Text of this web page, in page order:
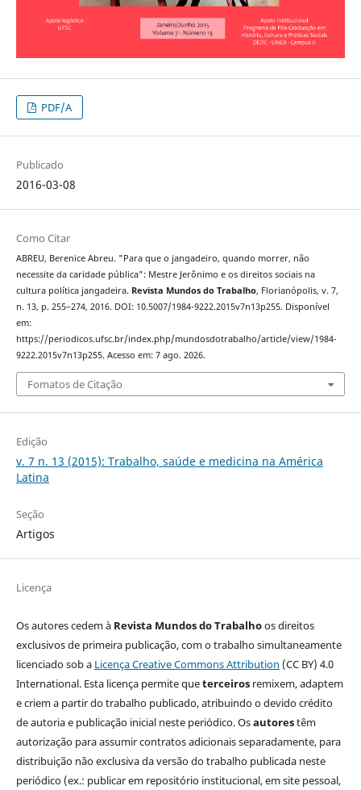
PDF/A
Publicado
2016-03-08
Como Citar
ABREU, Berenice Abreu. "Para que o jangadeiro, quando morrer, não
necessite da caridade pública": Mestre Jerônimo e os direitos sociais na
cultura política jangadeira. Revista Mundos do Trabalho, Florianópolis, v. 7,
n. 13, p. 255–274, 2016. DOI: 10.5007/1984-9222.2015v7n13p255. Disponível
em:
https://periodicos.ufsc.br/index.php/mundosdotrabalho/article/view/1984-
9222.2015v7n13p255. Acesso em: 7 ago. 2026.
Fomatos de Citação
Edição
v. 7 n. 13 (2015): Trabalho, saúde e medicina na América
Latina
Seção
Artigos
Licença
Os autores cedem à Revista Mundos do Trabalhoos direitos
exclusivos de primeira publicação, com o trabalho simultaneamente
licenciado sob a Licença Creative Commons Attribution (CC BY) 4.0
International. Esta licença permite queterceirosremixem, adaptem
e criem a partir do trabalho publicado, atribuindo o devido crédito
de autoria e publicação inicial neste periódico. Osautorestêm
autorização para assumir contratos adicionais separadamente, para
distribuição não exclusiva da versão do trabalho publicada neste
periódico (ex.: publicar em repositório institucional, em site pessoal,